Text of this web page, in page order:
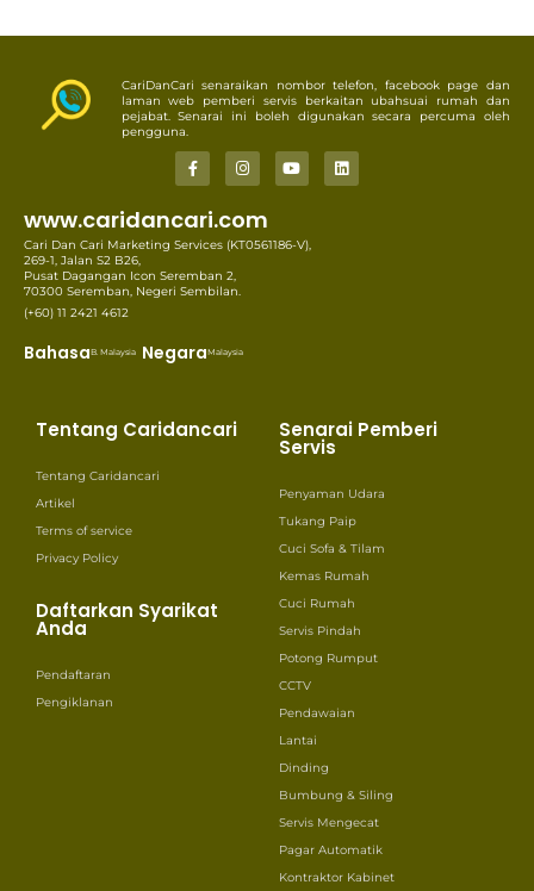
CariDanCari senaraikan nombor telefon, facebook page dan
laman web pemberi servis berkaitan ubahsuai rumah dan
pejabat. Senarai ini boleh digunakan secara percuma oleh
pengguna.
www.caridancari.com
Cari Dan Cari Marketing Services (KT0561186-V),
269-1, Jalan S2 B26,
Pusat Dagangan Icon Seremban 2,
70300 Seremban, Negeri Sembilan.
(+60) 11 2421 4612
BahasaB. Malaysia NegaraMalaysia
Tentang Caridancari
Tentang Caridancari
Artikel
Terms of service
Privacy Policy
Daftarkan Syarikat
Anda
Pendaftaran
Pengiklanan
Senarai Pemberi
Servis
Penyaman Udara
Tukang Paip
Cuci Sofa & Tilam
Kemas Rumah
Cuci Rumah
Servis Pindah
Potong Rumput
CCTV
Pendawaian
Lantai
Dinding
Bumbung & Siling
Servis Mengecat
Pagar Automatik
Kontraktor Kabinet